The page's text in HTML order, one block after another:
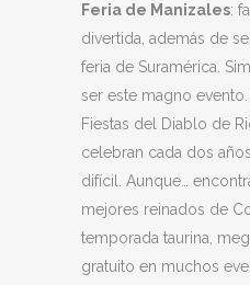
Feria de Manizales:
divertida, además de
feria de Suramérica.
ser este magno
Fiestas del Diablo de
celebran cada dos
difícil. Aunque…
mejores reinados de
temporada taurina,
gratuito en muchos